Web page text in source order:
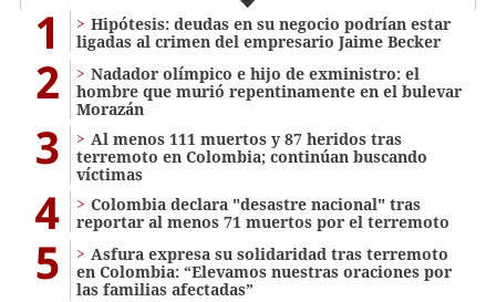
1
Hipótesis: deudas en su negocio podrían estar
ligadas al crimen del empresario Jaime Becker
2
Nadador olímpico e hijo de exministro: el
hombre que murió repentinamente en el bulevar
Morazán
3
Al menos 111 muertos y 87 heridos tras
terremoto en Colombia; continúan buscando
víctimas
4
Colombia declara "desastre nacional" tras
reportar al menos 71 muertos por el terremoto
5
Asfura expresa su solidaridad tras terremoto
en Colombia: “Elevamos nuestras oraciones por
las familias afectadas”